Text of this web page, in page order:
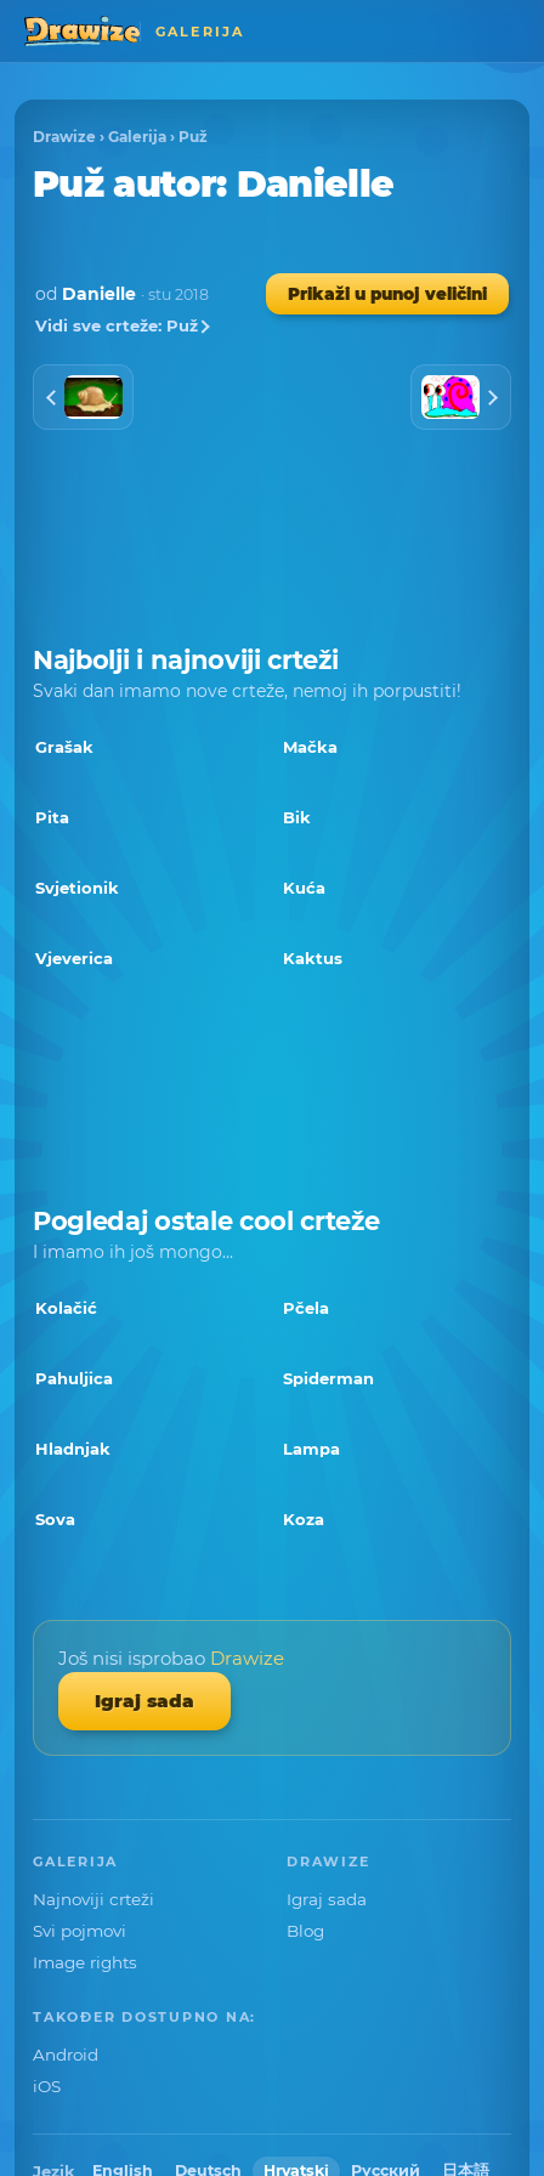
GALERIJA
Drawize › Galerija › Puž
Pužautor: Danielle
od Danielle · stu 2018
Prikaži u punoj veličini
Vidi sve crteže: Puž
Najbolji i najnoviji crteži
Svaki dan imamo nove crteže, nemoj ih porpustiti!
Grašak Mačka
Pita Bik
Svjetionik Kuća
Vjeverica Kaktus
Pogledaj ostale cool crteže
I imamo ih još mongo...
Kolačić Pčela
Pahuljica Spiderman
Hladnjak Lampa
Sova Koza
Još nisi isprobao Drawize
Igraj sada
GALERIJA
Najnoviji crteži
Svi pojmovi
Image rights
DRAWIZE
Igraj sada
Blog
TAKOĐER DOSTUPNO NA:
Android
iOS
Jezik English Deutsch Hrvatski Русский 日本語